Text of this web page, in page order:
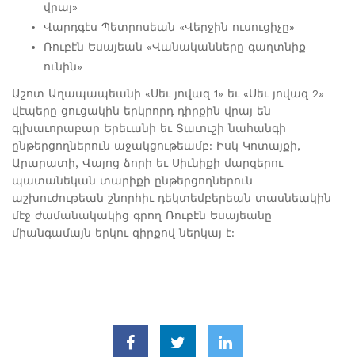
վրայ»
Վարդգէս Պետրոսեան «Վերջին ուսուցիչը»
Ռուբէն Եսայեան «Վանականները գաղտնիք
ունին»
Աշոտ Աղապապեանի «Սեւ յովազ 1» եւ «Սեւ յովազ 2»
վէպերը ցուցակին երկրորդ դիրքին վրայ են
գլխաւորաբար Երեւանի եւ Տաւուշի նահանգի
ընթերցողներուն աջակցութեամբ: Իսկ Կոտայքի,
Արարատի, Վայոց ձորի եւ Սիւնիքի մարզերու
պատանեկան տարիքի ընթերցողներուն
աշխուժութեան շնորհիւ դեկտեմբերեան տասնեակին
մէջ ժամանակակից գրող Ռուբէն Եսայեանը
միանգամայն երկու գիրքով ներկայ է: